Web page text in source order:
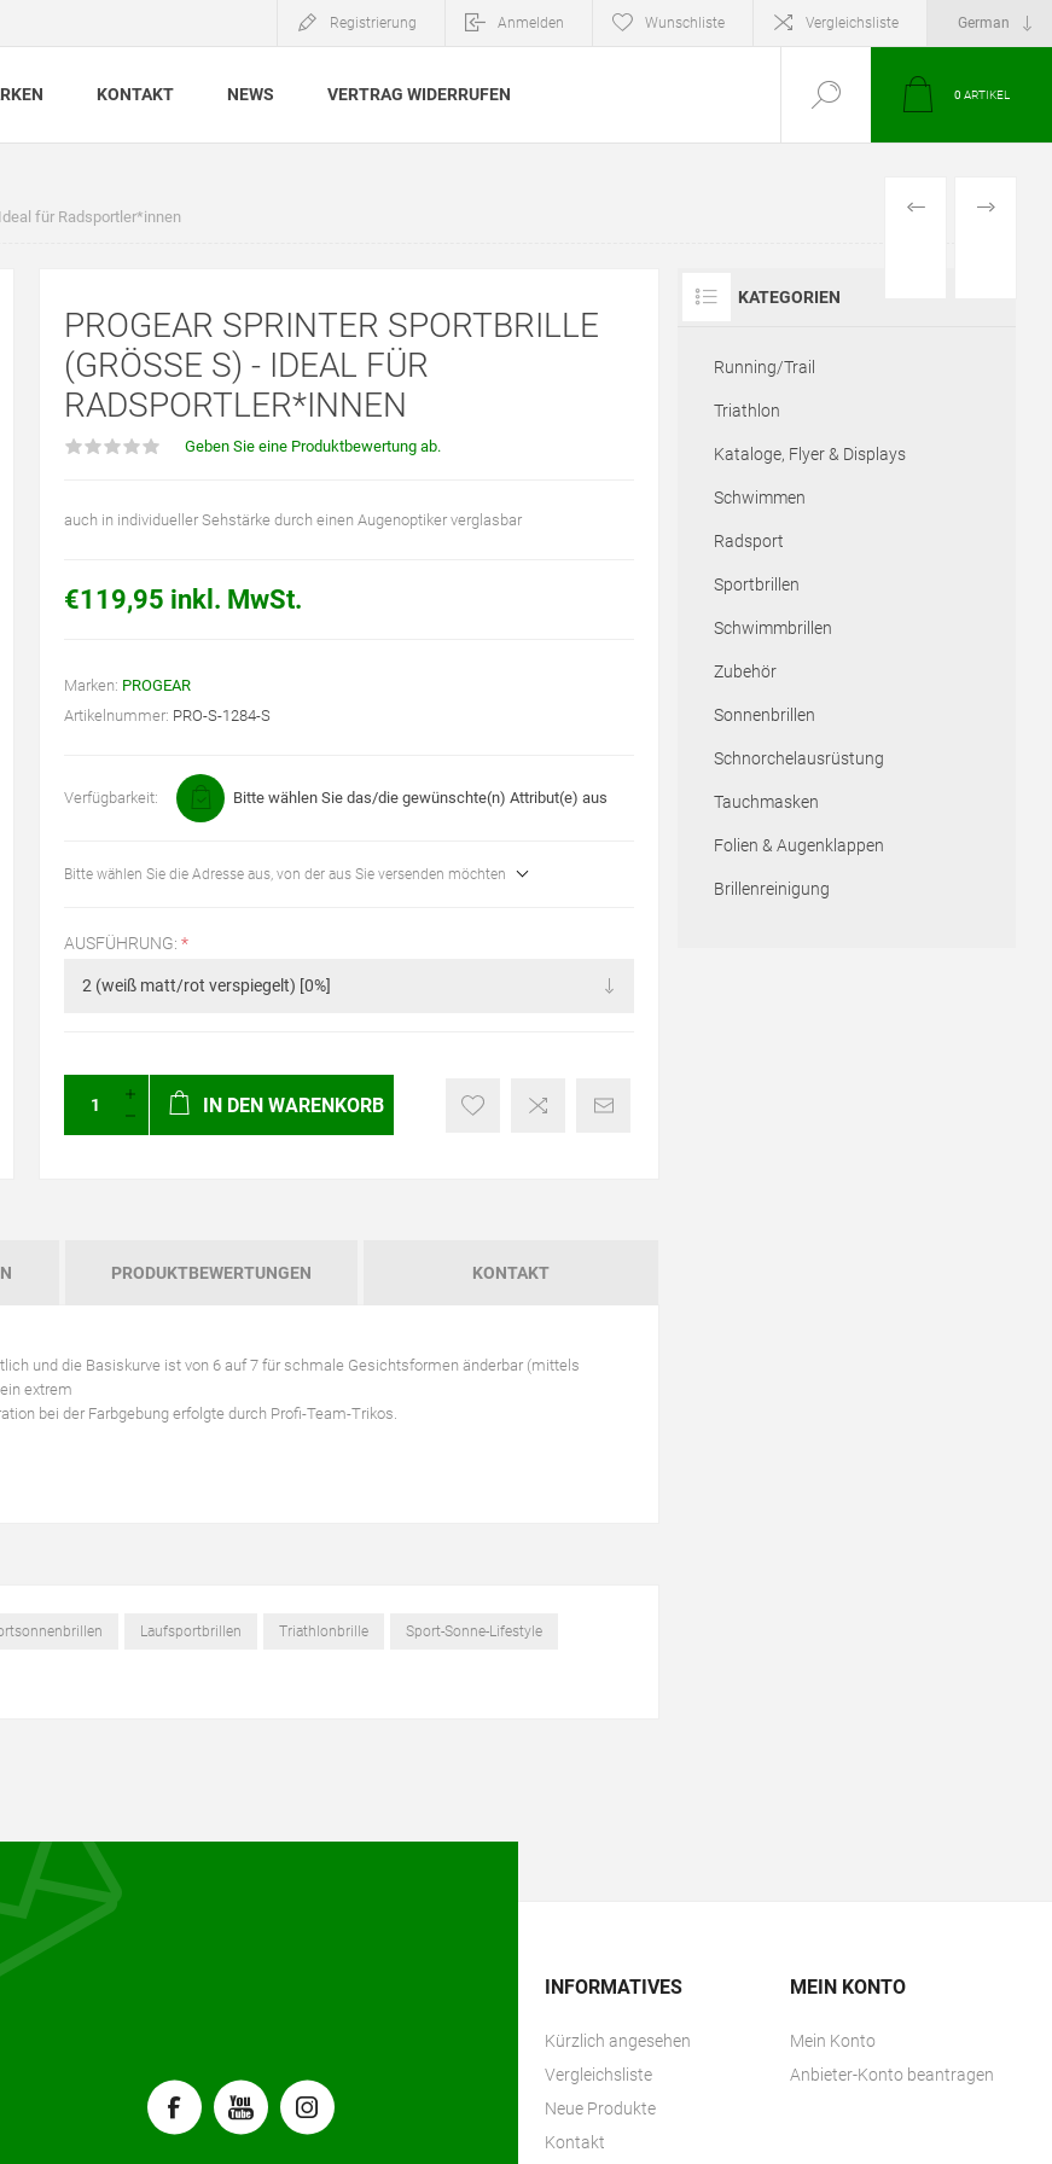
Registrierung Anmelden Wunschliste Vergleichsliste
KONTAKT NEWS VERTRAG WIDERRUFEN 0 ARTIKEL
für Radsportler*innen VORHERIGES
PROGEAR SPRINTER SPORTBRILLE
(GRÖSSE S) - IDEAL FÜR R
ADSPORTLER*INNEN
Geben Sie eine Produktbewertung ab.
auch in individueller Sehstärke durch einen Augenoptiker verglasbar
€119,95 inkl. MwSt.
Marken: PROGEAR
Artikelnummer: PRO-S-1284-S
Verfügbarkeit: Bitte wählen Sie das/die gewünschte(n) Attribut(e) aus
Bitte wählen Sie die Adresse aus, von der aus Sie versenden möchten
AUSFÜHRUNG: *
IN DEN WARENKORB
PRODUKTBEWERTUNGEN KONTAKT
und die Basiskurve ist von 6 auf 7 für schmale Gesichtsformen änderbar (mittels
extrem
bei der Farbgebung erfolgte durch Profi-Team-Trikos.
Laufsportbrillen Triathlonbrille Sport-Sonne-Lifestyle
KATEGORIEN
Running/Trail
Triathlon
Kataloge, Flyer & Displays
Schwimmen
Radsport
Sportbrillen
Schwimmbrillen
Zubehör
Sonnenbrillen
Schnorchelausrüstung
Tauchmasken
Folien & Augenklappen
Brillenreinigung
INFORMATIVES
Kürzlich angesehen
Vergleichsliste
Neue Produkte
Kontakt
MEIN KONTO
Mein Konto
Anbieter-Konto beantragen